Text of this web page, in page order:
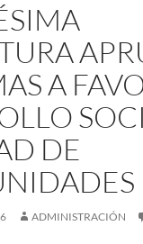
A
DE
ADMINISTRACIÓN